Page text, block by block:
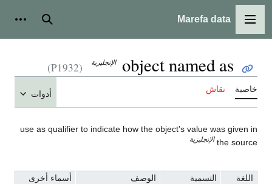
القائمة الرئيسية
Marefa data بحث
object named as الإنجليزية (P1932)
خاصية نقاش أدوات
use as qualifier to indicate how the object's value was given in
the source الإنجليزية
اللغة التسمية الوصف
أسماء أخرى